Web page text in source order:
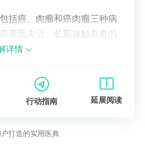
括癌、肉瘤和癌肉瘤三种病
基因失活、长期接触有毒的
详情
行动指南 延展阅读
户打造的实用医典